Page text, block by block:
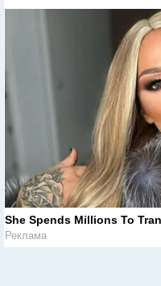
She Spends Millions To
Реклама